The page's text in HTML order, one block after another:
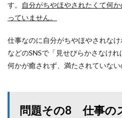
す。
自分がちやほやされたくて何
っていません。
仕事なのに自分がちやほやされな
などのSNSで「見せびらかさなけ
何かが癒されず、満たされていない
問題その8 仕事の